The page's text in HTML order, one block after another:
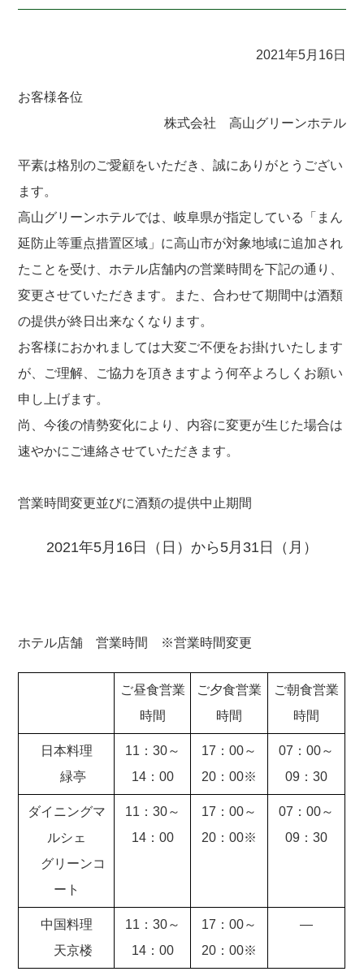
2021年5月16日
お客様各位
株式会社 高山グリーンホテル
平素は格別のご愛顧をいただき、誠にありがとうござい
ます。
高山グリーンホテルでは、岐阜県が指定している「まん
延防止等重点措置区域」に高山市が対象地域に追加され
たことを受け、ホテル店舗内の営業時間を下記の通り、
変更させていただきます。また、合わせて期間中は酒類
の提供が終日出来なくなります。
お客様におかれましては大変ご不便をお掛けいたします
が、ご理解、ご協力を頂きますよう何卒よろしくお願い
申し上げます。
尚、今後の情勢変化により、内容に変更が生じた場合は
速やかにご連絡させていただきます。
営業時間変更並びに酒類の提供中止期間
2021年5月16日（日）から5月31日（月）
ホテル店舗 営業時間 ※営業時間変更
ご昼食営業
時間
ご夕食営業
時間
ご朝食営業
時間
日本料理
緑亭
11：30～
14：00
17：00～
20：00※
07：00～
09：30
ダイニングマ
ルシェ
グリーンコ
ート
11：30～
14：00
17：00～
20：00※
07：00～
09：30
中国料理
天京楼
11：30～
14：00
17：00～
20：00※
―